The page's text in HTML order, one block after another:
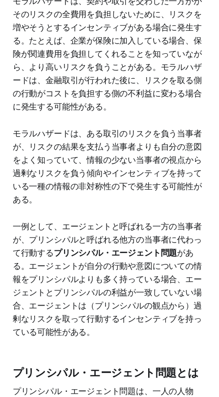
そのリスクの全費用を負担しないために、リスクを
増やそうとするインセンティブがある場合に発生す
る。たとえば、企業が保険に加入している場合、保
険が関連費用を負担してくれることを知っていなが
ら、より高いリスクを負うことがある。モラルハザ
ードは、金融取引が行われた後に、リスクを取る側
の行動がコストを負担する側の不利益に変わる場合
に発生する可能性がある。
モラルハザードは、ある取引のリスクを負う当事者
が、リスクの結果を支払う当事者よりも自分の意図
をよく知っていて、情報の少ない当事者の視点から
過剰なリスクを負う傾向やインセンティブを持って
いる一種の情報の非対称性の下で発生する可能性が
ある。
一例として、エージェントと呼ばれる一方の当事者
が、プリンシパルと呼ばれる他方の当事者に代わっ
て行動するプリンシパル・エージェント問題があ
る。エージェントが自分の行動や意図についての情
報をプリンシパルよりも多く持っている場合、エー
ジェントとプリンシパルの利益が一致していない場
合、エージェントは（プリンシパルの観点から）過
剰なリスクを取って行動するインセンティブを持っ
ている可能性がある。
プリンシパル・エージェント問題とは
プリンシパル・エージェント問題は、一人の人物